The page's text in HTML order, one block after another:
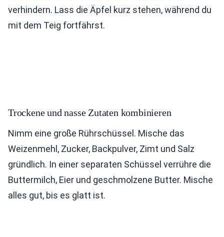
verhindern. Lass die Äpfel kurz stehen, während du
mit dem Teig fortfährst.
Trockene und nasse Zutaten kombinieren
Nimm eine große Rührschüssel. Mische das
Weizenmehl, Zucker, Backpulver, Zimt und Salz
gründlich. In einer separaten Schüssel verrühre die
Buttermilch, Eier und geschmolzene Butter. Mische
alles gut, bis es glatt ist.